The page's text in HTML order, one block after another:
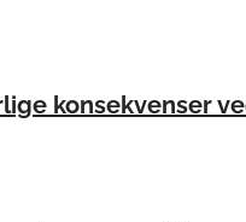
konsekvenser